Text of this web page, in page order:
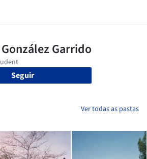
Seguir
Ver todas as pastas